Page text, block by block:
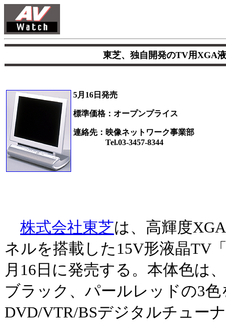
東芝、独自開発のTV用XGA
5月16日発売
標準価格：オープンプライス
連絡先：映像ネットワーク事業部
Tel.03-3457-8344
株式会社東芝は、高輝度
ネルを搭載した15V形液晶TV
月16日に発売する。本体色は
ブラック、パールレッドの3
DVD/VTR/BSデジタルチュー